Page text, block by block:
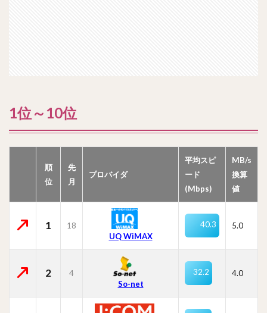
1位～10位
順
位
先
月
プロバイダ
平均スピ
ード
(Mbps)
MB/s
換算
値
1
18
UQ WiMAX
40.3 5.0
2
4
So-net
32.2 4.0